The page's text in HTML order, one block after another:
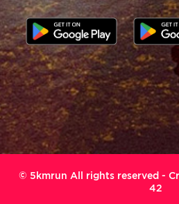
© 5kmrun All rights reserved -
42